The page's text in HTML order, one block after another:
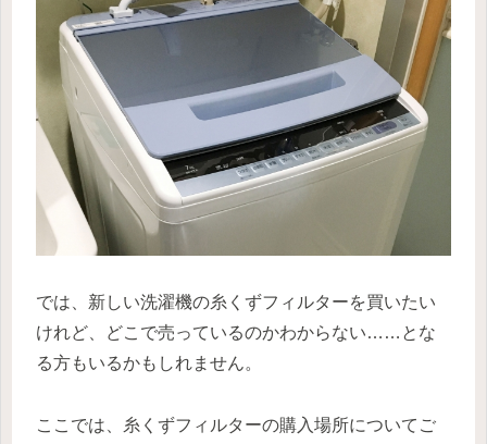
では、新しい洗濯機の糸くずフィルターを買いたい
けれど、どこで売っているのかわからない……とな
る方もいるかもしれません。
ここでは、糸くずフィルターの購入場所についてご